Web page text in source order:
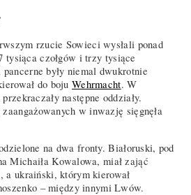
rzucie Sowieci wysłali ponad
tysiąca czołgów i trzy tysiące
były niemal dwukrotnie
do bojuWehrmacht. W
następne oddziały.
w inwazję sięgnęła
na dwa fronty. Białoruski, pod
Michaiła Kowalowa, miał zająć
a ukraiński, którym kierował
– między innymi Lwów.